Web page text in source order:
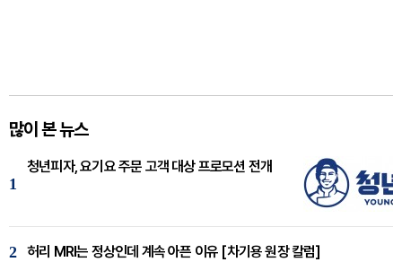
많이 본 뉴스
1
청년피자, 요기요 주문 고객 대상 프로모션 전개
2 허리 MRI는 정상인데 계속 아픈 이유 [차기용 원장 칼럼]